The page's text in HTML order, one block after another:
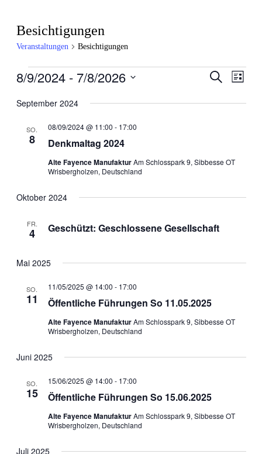
Besichtigungen
Veranstaltungen Besichtigungen
Veranstaltungen Suche
Liste
8/9/2024 - 7/8/2026
wählen.
September 2024
SO.
8 Denkmaltag 2024
08/09/2024 @ 11:00 - 17:00
Alte Fayence ManufakturAm Schlosspark 9, Sibbesse OT
Wrisbergholzen, Deutschland
Oktober 2024
FR.
4 Geschützt: Geschlossene Gesellschaft
Mai 2025
SO.
11 Öffentliche Führungen So 11.05.2025
11/05/2025 @ 14:00 - 17:00
Alte Fayence ManufakturAm Schlosspark 9, Sibbesse OT
Wrisbergholzen, Deutschland
Juni 2025
SO.
15 Öffentliche Führungen So 15.06.2025
15/06/2025 @ 14:00 - 17:00
Alte Fayence ManufakturAm Schlosspark 9, Sibbesse OT
Wrisbergholzen, Deutschland
Juli 2025